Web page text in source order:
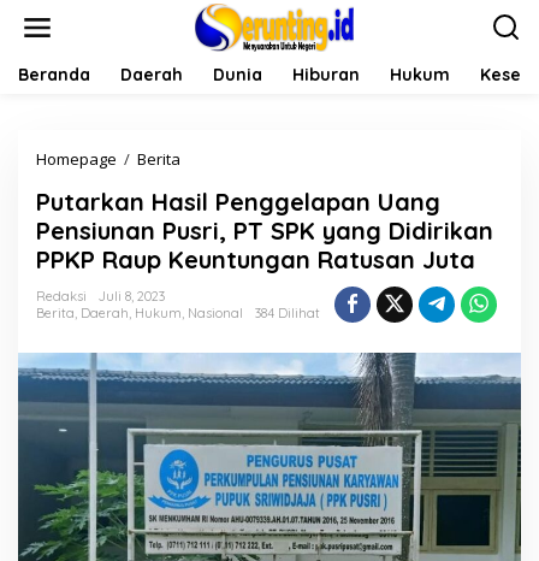
Beranda Daerah Dunia Hiburan Hukum
Homepage / Berita
t
a
r
k
n
a
s
P
e
n
g
g
e
Putarkan Hasil Penggelapan Uang
Pensiunan Pusri, PT SPK yang Didirikan
PPKP Raup Keuntungan Ratusan Juta
Redaksi
Juli 8, 2023
Berita, Daerah, Hukum, Nasional 384 Dilihat